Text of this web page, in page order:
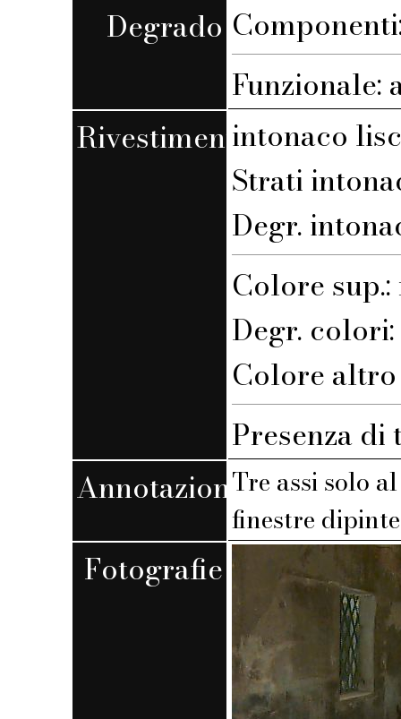
Degrado
Funzionale:
Rivestimentointonaco
Strati
Degr.
Colore
Degr.
Colore
Presenza
AnnotazioniTre assi solo
finestre
Fotografie